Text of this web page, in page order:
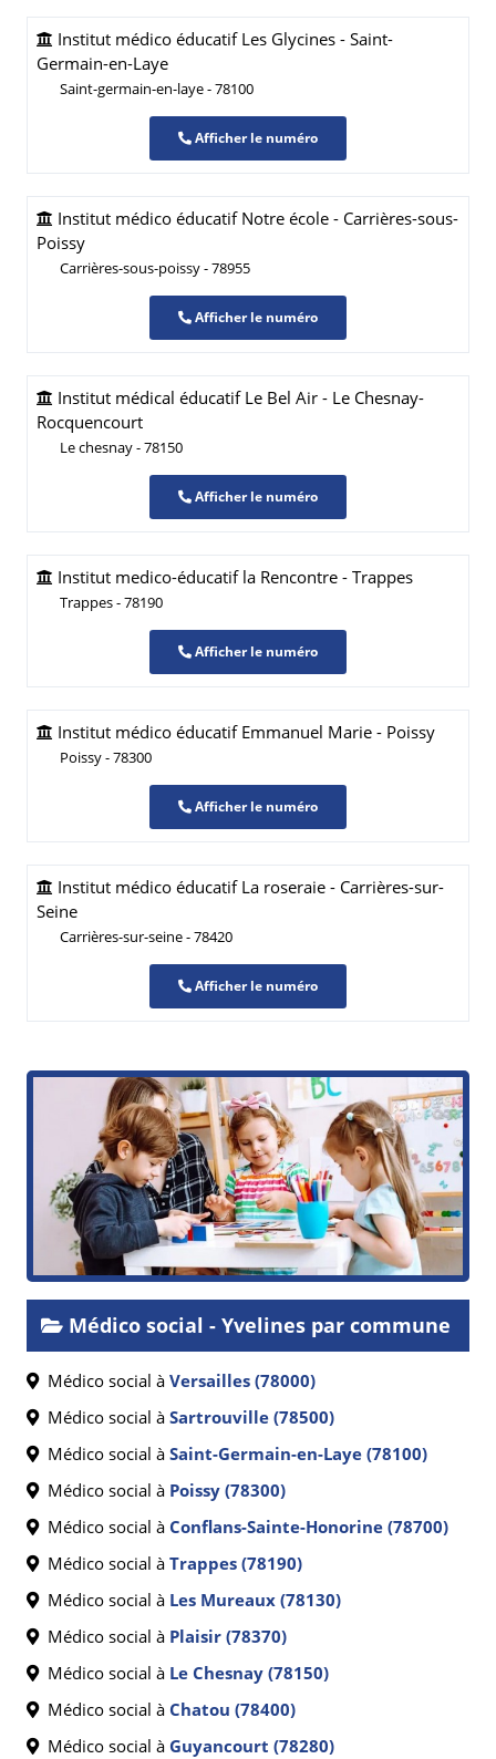
Institut médico éducatif Les Glycines - Saint-
Germain-en-Laye
Saint-germain-en-laye - 78100
Afficher le numéro
Institut médico éducatif Notre école - Carrières-sous-
Poissy
Carrières-sous-poissy - 78955
Afficher le numéro
Institut médical éducatif Le Bel Air - Le Chesnay-
Rocquencourt
Le chesnay - 78150
Afficher le numéro
Institut medico-éducatif la Rencontre - Trappes
Trappes - 78190
Afficher le numéro
Institut médico éducatif Emmanuel Marie - Poissy
Poissy - 78300
Afficher le numéro
Institut médico éducatif La roseraie - Carrières-sur-
Seine
Carrières-sur-seine - 78420
Afficher le numéro
Médico social - Yvelines par commune
Médico social à Versailles (78000)
Médico social à Sartrouville (78500)
Médico social à Saint-Germain-en-Laye (78100)
Médico social à Poissy (78300)
Médico social à Conflans-Sainte-Honorine (78700)
Médico social à Trappes (78190)
Médico social à Les Mureaux (78130)
Médico social à Plaisir (78370)
Médico social à Le Chesnay (78150)
Médico social à Chatou (78400)
Médico social à Guyancourt (78280)